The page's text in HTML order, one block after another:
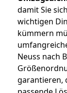
damit Sie
wichtigen
kümmern
Neuss nach
garantieren,